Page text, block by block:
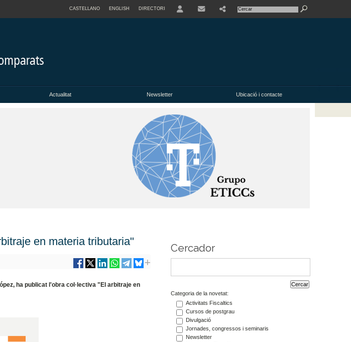
CASTELLANO ENGLISH DIRECTORI
Actualitat Newsletter Ubicació i contacte
en materia tributaria"
ha publicat l'obra col·lectiva "El arbitraje en
Cercador
Categoria de la novetat:
Activitats Fiscaltics
Cursos de postgrau
Divulgació
Jornades, congressos i seminaris
Newsletter